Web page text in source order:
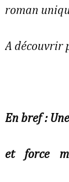
roman
A découvrir
En bref :
et force